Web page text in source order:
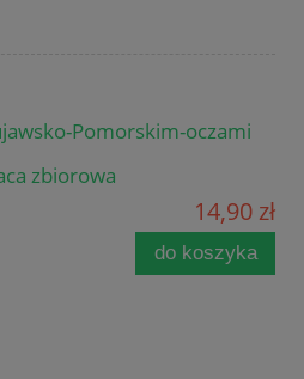
Pomorskim-oczami
zbiorowa
14,90 zł
do koszyka